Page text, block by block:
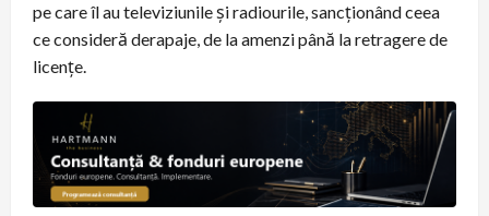
pe care îl au televiziunile și radiourile, sancționând ceea
ce consideră derapaje, de la amenzi până la retragere de
licențe.